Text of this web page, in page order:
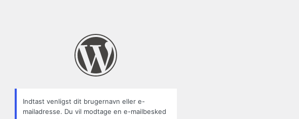
Indtast venligst dit brugernavn eller e-
mailadresse. Du vil modtage en e-mailbesked